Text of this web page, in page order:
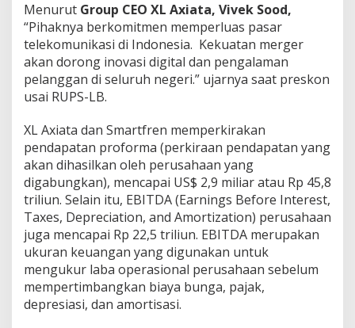
Menurut Group CEO XL Axiata, Vivek Sood,
“Pihaknya berkomitmen memperluas pasar
telekomunikasi di Indonesia. Kekuatan merger
akan dorong inovasi digital dan pengalaman
pelanggan di seluruh negeri.” ujarnya saat preskon
usai RUPS-LB.
XL Axiata dan Smartfren memperkirakan
pendapatan proforma (perkiraan pendapatan yang
akan dihasilkan oleh perusahaan yang
digabungkan), mencapai US$ 2,9 miliar atau Rp 45,8
triliun. Selain itu, EBITDA (Earnings Before Interest,
Taxes, Depreciation, and Amortization) perusahaan
juga mencapai Rp 22,5 triliun. EBITDA merupakan
ukuran keuangan yang digunakan untuk
mengukur laba operasional perusahaan sebelum
mempertimbangkan biaya bunga, pajak,
depresiasi, dan amortisasi.